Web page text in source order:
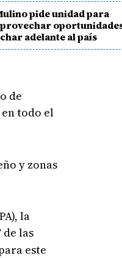
pide unidad para
adelante al país
de
todo el
y zonas
la
de las
este